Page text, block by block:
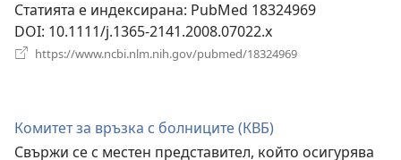
Статията е индексирана‎: PubMed 18324969
DOI‎: 10.1111/j.1365-2141.2008.07022.x
https://www.ncbi.nlm.nih.gov/pubmed/18324969
Комитет за връзка с болниците (КВБ)
Свържи се с местен представител, който осигурява